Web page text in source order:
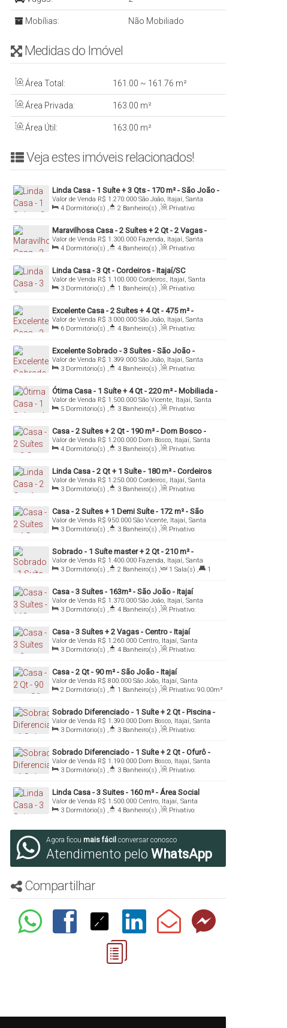
Mobílias: Não Mobiliado
Medidas do Imóvelㅤ ㅤㅤ ㅤㅤ ㅤ
Área Total: 161 .00 ~ 161 .76 m²
Área Privada: 163 .00 m²
Área Útil: 163 .00 m²
Veja estes imóveis relacionados!ㅤ
Linda Casa - 1 Suíte + 3 Qts - 170 m² - São João -
Itajaí/SC
R$ 1.270.000
Valor de Venda
São João, Itajaí, Santa
Catarina, Brasil
4 Dormitório(s) , 2 Banheiro(s) ,
Privativo:
170.00m² , 1 Sala(s) , 1 Suíte(s) , Total: 460.00m² ,
Vaga(s) 170 .00m²
Maravilhosa Casa - 2 Suítes + 2 Qt - 2 Vagas -
Fazenda - Itajaí/SC
R$ 1.300.000
Valor de Venda
Fazenda, Itajaí, Santa
Catarina, Brasil
4 Dormitório(s) , 4 Banheiro(s) ,
Privativo:
221.00m² , 1 Sala(s) , 2 Suíte(s) , Total: 592.00m² ,
Vaga(s) Útil: 221 .00 m²
Linda Casa - 3 Qt - Cordeiros - Itajaí/SC
R$ 1.100.000
Valor de Venda
Cordeiros, Itajaí, Santa
Catarina, Brasil
3 Dormitório(s) , 1 Banheiro(s) ,
Privativo:
110.00m² , 1 Sala(s) , Total: 308.00m² , 8 Vaga(s) ,
Útil:
110 .00 Terreno: 308 .00 m²
Excelente Casa - 2 Suítes + 4 Qt - 475 m² -
Mobiliada - São João - Itajaí/SC
R$ 3.000.000
Valor de Venda
São João, Itajaí, Santa
Catarina, Brasil
6 Dormitório(s) , 4 Banheiro(s) ,
Privativo:
475.00m² , 2 Sala(s) , 2 Suíte(s) , 6 Vaga(s) ,
Útil:
475 .00 m² , Terreno: 900 m²
Excelente Sobrado - 3 Suítes - São João -
Itajaí/SC
R$ 1.399.000
Valor de Venda
São João, Itajaí, Santa
Catarina, Brasil
3 Dormitório(s) , 4 Banheiro(s) ,
Privativo:
163.00m² , 1 Sala(s) , 3 Suíte(s)
Ótima Casa - 1 Suíte + 4 Qt - 220 m² - Mobiliada -
São Vicente - Itajaí/SC
R$ 1.500.000
Valor de Venda
São Vicente, Itajaí, Santa
Catarina, Brasil
5 Dormitório(s) , 3 Banheiro(s) ,
Privativo:
220.00m² , 2 Sala(s) , 1 Suíte(s) , 3 Vaga(s) ,
Útil:
220.00 m²
Casa - 2 Suítes + 2 Qt - 190 m² - Dom Bosco -
Itajaí/SC
R$ 1.200.000
Valor de Venda
Dom Bosco, Itajaí, Santa
Catarina, Brasil
4 Dormitório(s) , 3 Banheiro(s) ,
Privativo:
190.00m² , 2 Sala(s) , 2 Suíte(s) , Total: 300.00m² ,
Vaga(s) Útil: 190.00m²
Linda Casa - 2 Qt + 1 Suíte - 180 m² - Cordeiros
Parte Alta - Itajaí/SC
R$ 1.250.000
Valor de Venda
Cordeiros, Itajaí, Santa
Catarina, Brasil
3 Dormitório(s) , 3 Banheiro(s) ,
Privativo:
180.00m² , 1 Sala(s) , Total: 300.00m² , 2 Vaga(s) ,
180.00
Casa - 2 Suítes + 1 Demi Suíte - 172 m² - São
Vicente - Itajaí/SC
R$ 950.000
Valor de Venda
São Vicente, Itajaí, Santa
Catarina, Brasil
3 Dormitório(s) , 3 Banheiro(s) ,
Privativo:
172.00m² , 1 Sala(s) , 3 Suíte(s) , 2 Vaga(s) ,
Útil:
172.00 m²
Sobrado - 1 Suíte master + 2 Qt - 210 m² -
Fazenda - Itajaí/SC
R$ 1.400.000
Valor de Venda
Fazenda, Itajaí, Santa
Catarina, Brasil
3 Dormitório(s) , 2 Banheiro(s) , 1 Sala(s) ,
1
Suíte(s) , 3 Vaga(s) , Útil: 185.00m² ,
Terreno:
210
m²
Casa - 3 Suítes - 163m² - São João - Itajaí
R$ 1.370.000
Valor de Venda
São João, Itajaí, Santa
Catarina, Brasil
3 Dormitório(s) , 4 Banheiro(s) ,
Privativo:
163.00m² , 1 Sala(s) , 3 Suíte(s) , Total: 158.16m² ,
Vaga(s) , Útil: 163
Casa - 3 Suítes + 2 Vagas - Centro - Itajaí
R$ 1.260.000
Valor de Venda
Centro, Itajaí, Santa
Catarina, Brasil
3 Dormitório(s) , 4 Banheiro(s) ,
Privativo:
155.00m² , 1 Sala(s) , 3 Suíte(s) , Total: 149.00m² ,
Vaga(s) Útil: 155.00 m²
Casa - 2 Qt - 90 m² - São João - Itajaí
R$ 800.000
Valor de Venda
São João, Itajaí, Santa
Catarina, Brasil
2 Dormitório(s) , 1 Banheiro(s) , Privativo: 90.00m²
,
1 Sala(s) , Total: 295.00m² , 1 Vaga(s) ,
Útil:
90
.00 m²
Sobrado Diferenciado - 1 Suíte + 2 Qt - Piscina -
145 m² - Dom Bosco - Itajaí/SC
R$ 1.390.000
Valor de Venda
Dom Bosco, Itajaí, Santa
Catarina, Brasil
3 Dormitório(s) , 3 Banheiro(s) ,
Privativo:
145.00m² , 1 Sala(s) , 1 Suíte(s) , 2 Vaga(s) ,
Útil:
145.00m²
Sobrado Diferenciado - 1 Suíte + 2 Qt - Ofurô -
129 m² - Dom Bosco - Itajaí/SC
R$ 1.190.000
Valor de Venda
Dom Bosco, Itajaí, Santa
Catarina, Brasil
3 Dormitório(s) , 3 Banheiro(s) ,
Privativo:
129.00m² , 1 Sala(s) , 1 Suíte(s) , 2 Vaga(s) ,
Útil:
129.00
Linda Casa - 3 Suites - 160 m² - Área Social
Externa - Centro - Itajai/SC
R$ 1.500.000
Valor de Venda
Centro, Itajaí, Santa
Catarina, Brasil
3 Dormitório(s) , 4 Banheiro(s) ,
Privativo:
2 Vaga(s) , Útil: 160.00m²
Agora ficou mais fácil conversar conosco
Atendimento pelo WhatsApp
Compartilhar